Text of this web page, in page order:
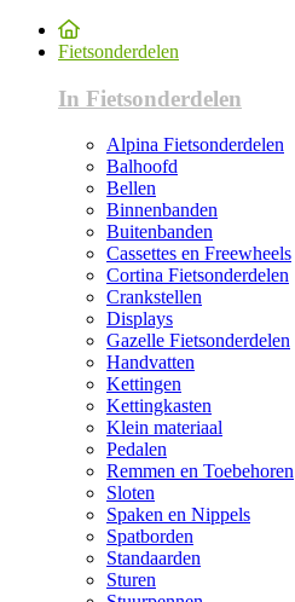
Fietsonderdelen
In Fietsonderdelen
Alpina Fietsonderdelen
Balhoofd
Bellen
Binnenbanden
Buitenbanden
Cassettes en Freewheels
Cortina Fietsonderdelen
Crankstellen
Displays
Gazelle Fietsonderdelen
Handvatten
Kettingen
Kettingkasten
Klein materiaal
Pedalen
Remmen en Toebehoren
Sloten
Spaken en Nippels
Spatborden
Standaarden
Sturen